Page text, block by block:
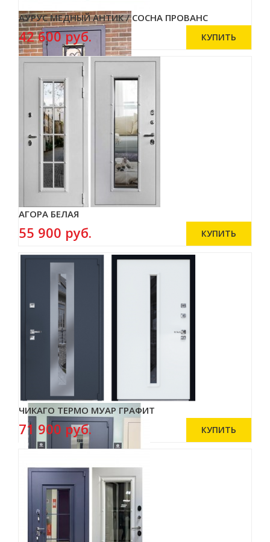
АУРУС МЕДНЫЙ АНТИК / СОСНА ПРОВАНС
42 600 руб.
АГОРА БЕЛАЯ
55 900 руб.
ЧИКАГО ТЕРМО МУАР ГРАФИТ
71 900 руб.